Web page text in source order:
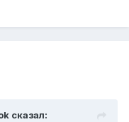
сказал: